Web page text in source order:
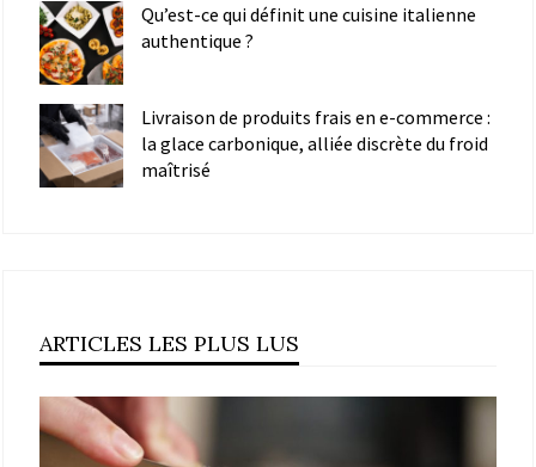
Qu’est-ce qui définit une cuisine italienne
authentique ?
Livraison de produits frais en e-commerce :
la glace carbonique, alliée discrète du froid
maîtrisé
ARTICLES LES PLUS LUS